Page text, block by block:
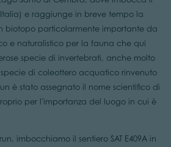
Italia) e raggiunge in breve tempo la
biotopo particolarmente importante da
e naturalistico per la fauna che qui
specie di invertebrati, anche molto
di coleottero acquatico rinvenuto
è stato assegnato il nome scientifico di
per l'importanza del luogo in cui è
imbocchiamo il sentiero SAT E409A in